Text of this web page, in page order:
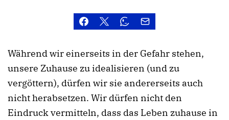
Während wir einerseits in der Gefahr stehen,
unsere Zuhause zu idealisieren (und zu
vergöttern), dürfen wir sie andererseits auch
nicht herabsetzen. Wir dürfen nicht den
Eindruck vermitteln, dass das Leben zuhause in